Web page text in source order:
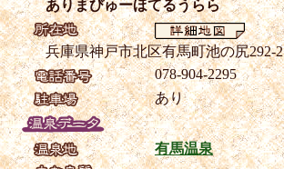
ありまびゅーほてるうらら
兵庫県神戸市北区有馬町池の尻292-2
078-904-2295
あり
有馬温泉